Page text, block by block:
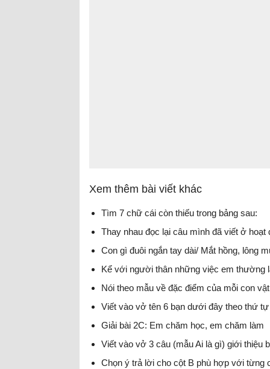
Xem thêm bài viết khác
Tìm 7 chữ cái còn thiếu trong bảng sau:
Thay nhau đọc lại câu mình đã viết ở
Con gì đuôi ngắn tay dài/ Mắt hồng, lông
Kể với người thân những việc em thường
Nói theo mẫu về đặc điểm của mỗi con
Viết vào vở tên 6 bạn dưới đây theo thứ
Giải bài 2C: Em chăm học, em chăm làm
Viết vào vở 3 câu (mẫu Ai là gì) giới thiệu
Chọn ý trả lời cho cột B phù hợp với từng